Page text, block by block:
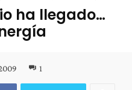
ha llegado…
1